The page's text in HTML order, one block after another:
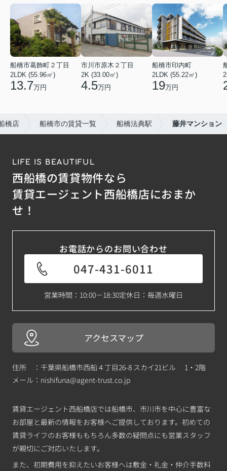
船橋市葛飾町２丁目
2LDK (55.96㎡)
13.7万円
市川市原木２丁目
2K (33.00㎡)
4.5万円
船橋市印内町
2LDK (55.22㎡)
19万円
橋店 船橋市の賃貸一覧 船橋法典駅 藤井マンション
LIFE IS BEAUTIFUL
西船橋の賃貸物件なら
賃貸エージェント西船橋店におまか
せ！
お電話からのお問い合わせ
047-431-6011
営業時間：10:00－18:30定休日：毎週水曜日
アクセスマップ
住所 ：千葉県船橋市西船４丁目26-8 スカイ21ビル 1・2階
メール： nishifuna@agent-trust.co.jp
賃貸エージェント西船橋店では船橋市、市川市を中心に豊富な
お部屋と最新の情報をお客様へご提供しております。初めての
賃貸ライフのお客様ももちろん多数の疑問点にも営業スタッフ
が親切にご対応いたします。
また、初期費用を抑えたいお客様へは敷金・礼金・仲介手数料